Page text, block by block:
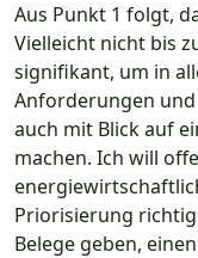
Aus Punkt 1 folgt,
Vielleicht nicht bis
signifikant, um in
Anforderungen
auch mit Blick auf
machen. Ich will
Priorisierung
Belege geben,